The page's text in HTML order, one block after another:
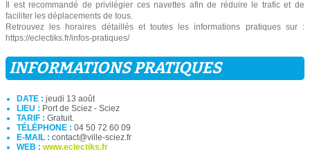
Il est recommandé de privilégier ces navettes afin de réduire le trafic et de
faciliter les déplacements de tous.
Retrouvez les horaires détaillés et toutes les informations pratiques sur :
https://eclectiks.fr/infos-pratiques/
INFORMATIONS PRATIQUES
DATE : jeudi 13 août
LIEU : Port de Sciez - Sciez
TARIF : Gratuit.
TÉLÉPHONE : 04 50 72 60 09
E-MAIL : contact@ville-sciez.fr
WEB : www.eclectiks.fr